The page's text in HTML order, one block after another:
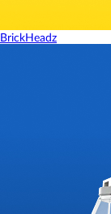
BrickHeadz